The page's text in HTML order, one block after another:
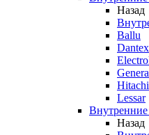
Назад
Ballu
Dantex
Hitachi
Lessar
Назад